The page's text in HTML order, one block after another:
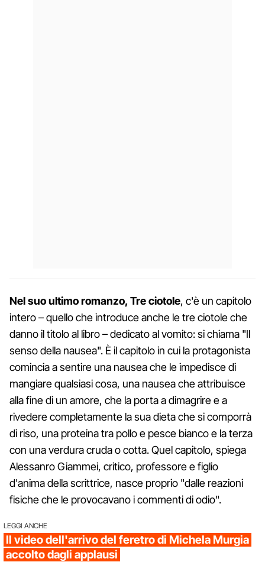
Nel suo ultimo romanzo, Tre ciotole, c'è un capitolo
intero – quello che introduce anche le tre ciotole che
danno il titolo al libro – dedicato al vomito: si chiama "Il
senso della nausea". È il capitolo in cui la protagonista
comincia a sentire una nausea che le impedisce di
mangiare qualsiasi cosa, una nausea che attribuisce
alla fine di un amore, che la porta a dimagrire e a
rivedere completamente la sua dieta che si comporrà
di riso, una proteina tra pollo e pesce bianco e la terza
con una verdura cruda o cotta. Quel capitolo, spiega
Alessanro Giammei, critico, professore e figlio
d'anima della scrittrice, nasce proprio "dalle reazioni
fisiche che le provocavano i commenti di odio".
LEGGI ANCHE
Il video dell'arrivo del feretro di Michela Murgia
accolto dagli applausi